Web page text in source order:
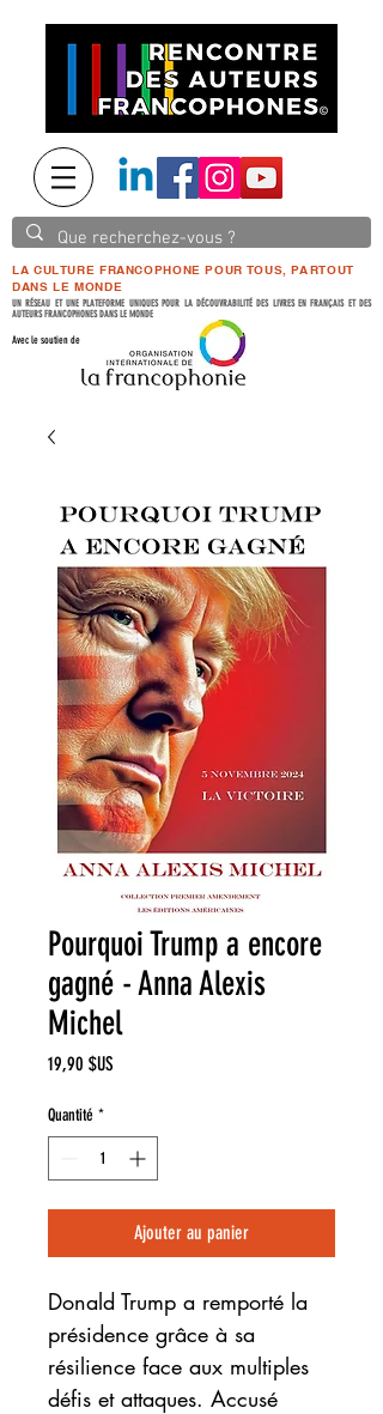
LA CULTURE FRANCOPHONE POUR TOUS, PARTOUT
DANS LE MONDE
UN RÉSEAU ET UNE PLATEFORME UNIQUES POUR LA DÉCOUVRABILITÉ DES LIVRES EN FRANÇAIS ET DES
AUTEURS FRANCOPHONES DANS LE MONDE
Avec le soutien de
Pourquoi Trump a encore
gagné - Anna Alexis
Michel
19,90 $US
Quantité *
Ajouter au panier
Donald Trump a remporté la
présidence grâce à sa
résilience face aux multiples
défis et attaques. Accusé